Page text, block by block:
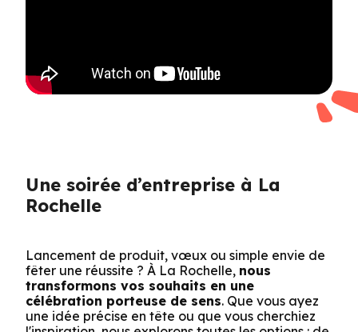
Une soirée d’entreprise à La
Rochelle
Lancement de produit, vœux ou simple envie de
fêter une réussite ? À La Rochelle, nous
transformons vos souhaits en une
célébration porteuse de sens. Que vous ayez
une idée précise en tête ou que vous cherchiez